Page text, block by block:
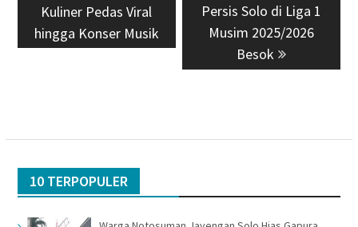
Kuliner Pedas Viral
hingga Konser Musik
Persis Solo di Liga 1
Musim 2025/2026
Besok
10 TERPOPULER